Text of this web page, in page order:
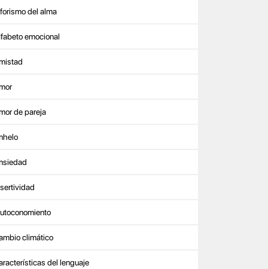
del alma
emocional
de pareja
climático
del lenguaje